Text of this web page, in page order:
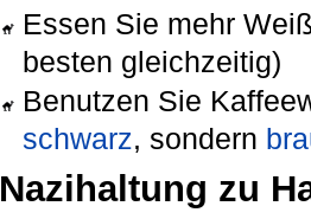
Essen Sie mehr
besten gleichzeitig)
Benutzen Sie
schwarz, sondern
Nazihaltung zu